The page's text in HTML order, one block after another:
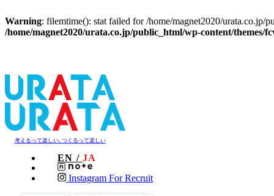
Warning: filemtime(): stat failed for /home/magnet2020/urata.co.jp/
/home/magnet2020/urata.co.jp/public_html/wp-content/themes/
考えるって楽しい､つくるって楽しい
EN / JA
Instagram For Recruit